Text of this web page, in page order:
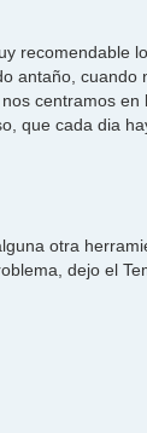
recomendable
antaño, cuando
centramos en
que cada dia
otra
dejo el